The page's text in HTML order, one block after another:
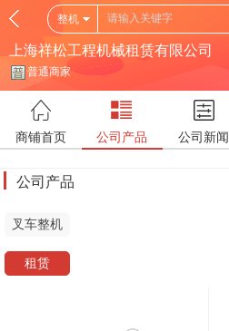
整机
上海祥松工程机械租赁有限公司
普通商家
商铺首页 公司产品 公司新闻
公司产品
叉车整机
租赁